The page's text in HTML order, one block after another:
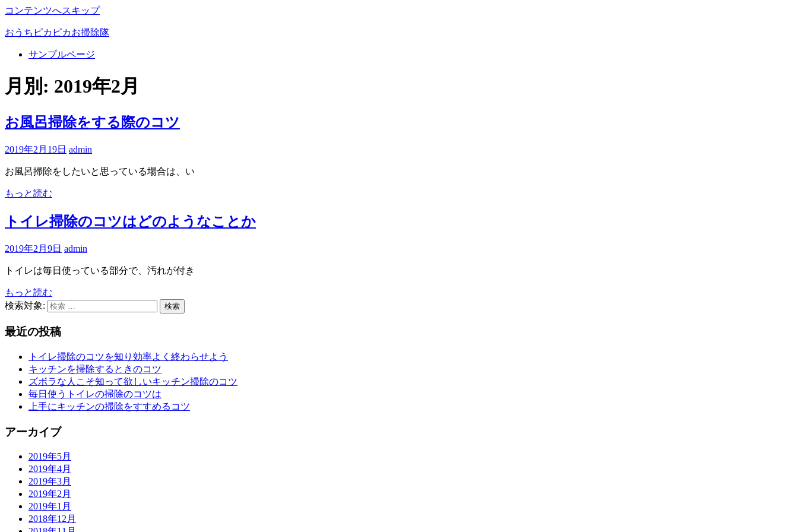
コンテンツへスキップ
おうちピカピカお掃除隊
う
ち
綺
麗
お
除
に
関
す
る
報
お
届
け
し
ま
す
サンプルページ
月別: 2019年2月
お風呂掃除をする際のコツ
2019年2月19日 admin
お風呂掃除をしたいと思っている場合は、い
もっと読む
トイレ掃除のコツはどのようなことか
2019年2月9日 admin
トイレは毎日使っている部分で、汚れが付き
もっと読む
検索対象:
検索
最近の投稿
トイレ掃除のコツを知り効率よく終わらせよう
キッチンを掃除するときのコツ
ズボラな人こそ知って欲しいキッチン掃除のコツ
毎日使うトイレの掃除のコツは
上手にキッチンの掃除をすすめるコツ
アーカイブ
2019年5月
2019年4月
2019年3月
2019年2月
2019年1月
2018年12月